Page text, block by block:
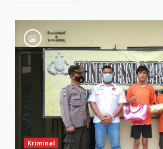
Kriminal